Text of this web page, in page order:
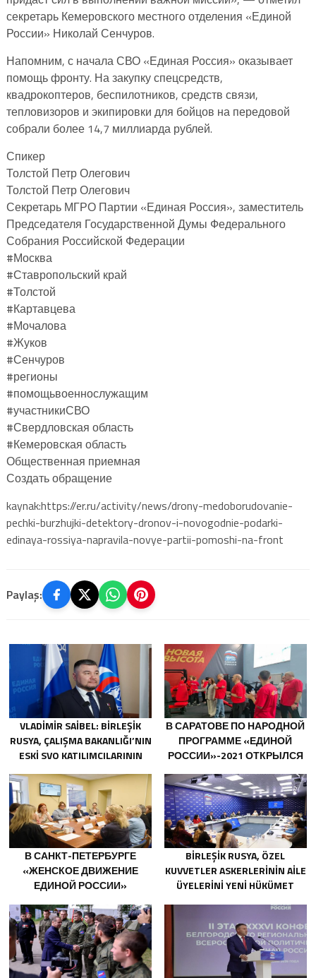
секретарь Кемеровского местного отделения «Единой
России» Николай Сенчуров.
Напомним, с начала СВО «Единая Россия» оказывает
помощь фронту. На закупку спецсредств,
квадрокоптеров, беспилотников, средств связи,
тепловизоров и экипировки для бойцов на передовой
собрали более 14,7 миллиарда рублей.
Спикер
Толстой Петр Олегович
Толстой Петр Олегович
Секретарь МГРО Партии «Единая Россия», заместитель
Председателя Государственной Думы Федерального
Собрания Российской Федерации
#Москва
#Ставропольский край
#Толстой
#Картавцева
#Мочалова
#Жуков
#Сенчуров
#регионы
#помощьвоеннослужащим
#участникиСВО
#Свердловская область
#Кемеровская область
Общественная приемная
Создать обращение
kaynak:https://er.ru/activity/news/drony-medoborudovanie-
pechki-burzhujki-detektory-dronov-i-novogodnie-podarki-
edinaya-rossiya-napravila-novye-partii-pomoshi-na-front
Paylaş:
VLADIMIR SAIBEL: BIRLEŞIK
RUSYA, ÇALIŞMA BAKANLIĞI’NIN
ESKI SVO KATILIMCILARININ
SÜRECINI BASITLEŞTIRME
KARARINI DESTEKLIYOR
В САРАТОВЕ ПО НАРОДНОЙ
ПРОГРАММЕ «ЕДИНОЙ
РОССИИ»-2021 ОТКРЫЛСЯ
«НОВАЯ ВЫСОТА»
В САНКТ-ПЕТЕРБУРГЕ
«ЖЕНСКОЕ ДВИЖЕНИЕ
ЕДИНОЙ РОССИИ»
ПРЕДЛОЖЕНИЯ ПО
РАЗВИТИЮ ГОРОДСКИХ
ПРОГРАММ ПОДДЕРЖКИ
ЖЕНЩИН
BIRLEŞIK RUSYA, ÖZEL
KUVVETLER ASKERLERININ AILE
ÜYELERINI YENI HÜKÜMET